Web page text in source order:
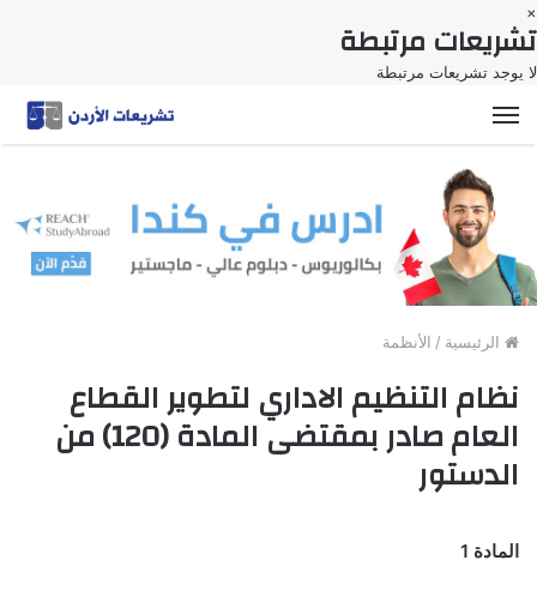
×
تشريعات مرتبطة
لا يوجد تشريعات مرتبطة
القائمة
الرئيسية / الأنظمة
نظام التنظيم الاداري لتطوير القطاع
العام صادر بمقتضى المادة (120) من
الدستور
المادة 1